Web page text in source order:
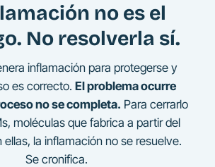
no es el
No resolverla sí.
inflamación para protegerse y
es correcto. El problema ocurre
no se completa. Para cerrarlo
moléculas que fabrica a partir del
la inflamación no se resuelve.
Se cronifica.